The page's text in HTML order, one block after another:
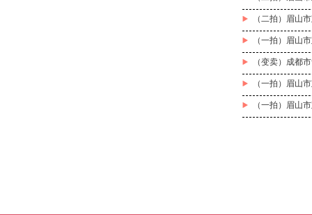
（二拍）眉山
（一拍）眉山
（变卖）成都
（一拍）眉山
（一拍）眉山